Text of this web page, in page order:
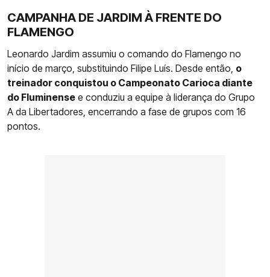
CAMPANHA DE JARDIM À FRENTE DO
FLAMENGO
Leonardo Jardim assumiu o comando do Flamengo no
início de março, substituindo Filipe Luís. Desde então, o
treinador conquistou o Campeonato Carioca diante
do Fluminense e conduziu a equipe à liderança do Grupo
A da Libertadores, encerrando a fase de grupos com 16
pontos.